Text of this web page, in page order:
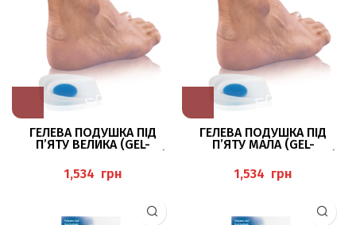
ГЕЛЕВА ПОДУШКА ПІД
П’ЯТУ ВЕЛИКА (GEL-
PEDIBAEHR
грн
ГЕЛЕВА ПОДУШКА ПІД
П’ЯТУ МАЛА (GEL-
PEDIBAEHR
грн